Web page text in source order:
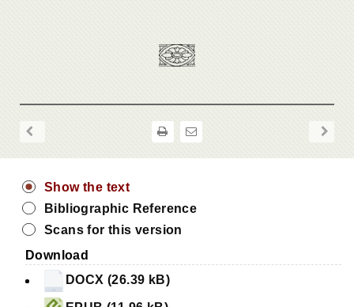
Show the text
Bibliographic Reference
Scans for this version
Download
DOCX (26.39 kB)